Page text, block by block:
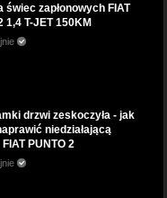
świec zapłonowych FIAT
1,4 T-JET 150KM
drzwi zeskoczyła - jak
niedziałającą
PUNTO 2